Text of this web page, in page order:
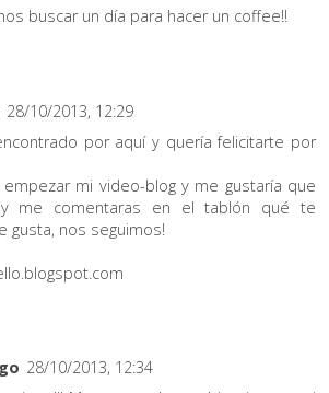
buscar un día para hacer un coffee!!
28/10/2013, 12:29
por aquí y quería felicitarte por
mi video-blog y me gustaría que
me comentaras en el tablón qué te
gusta, nos seguimos!
28/10/2013, 12:34